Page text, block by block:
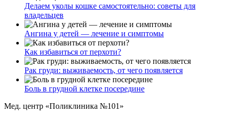
Делаем уколы кошке самостоятельно: советы для
владельцев
Ангина у детей — лечение и симптомы
Как избавиться от перхоти?
Рак груди: выживаемость, от чего появляется
Боль в грудной клетке посередине
Мед. центр «Поликлиника №101»